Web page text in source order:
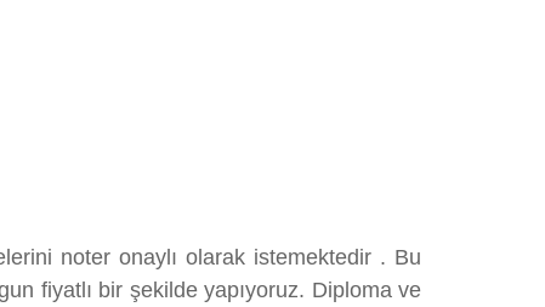
noter onaylı olarak istemektedir . Bu
fiyatlı bir şekilde yapıyoruz. Diploma ve